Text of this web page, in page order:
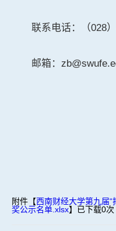
联系电话：（028
邮箱：
附件【西南财经大学第九届
奖公示名单.xlsx】已下载0次